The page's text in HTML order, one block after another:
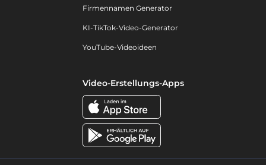
Firmennamen Generator
KI-TikTok-Video-Generator
YouTube-Videoideen
Video-Erstellungs-Apps